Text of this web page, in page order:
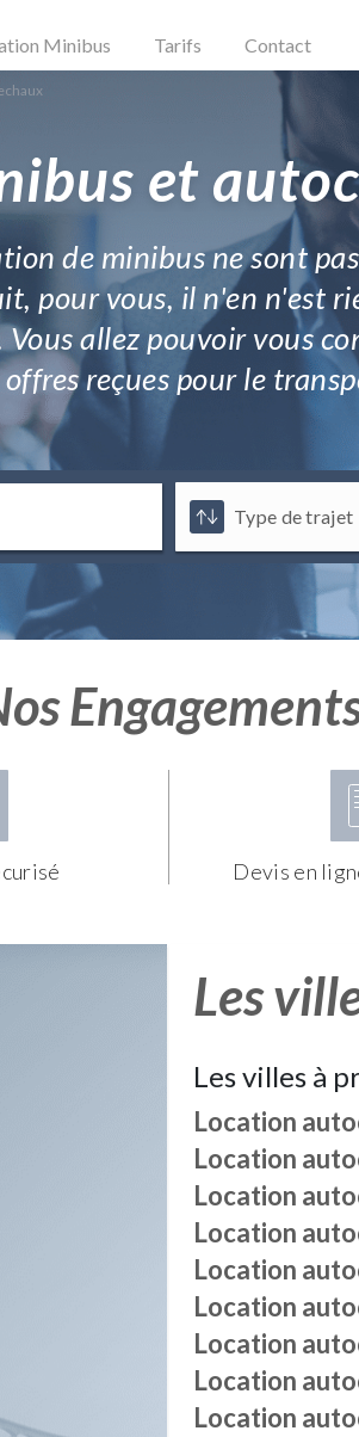
Minibus Tarifs Contact
et
de minibus ne sont
pour vous, il n'en n'est
allez pouvoir vous
reçues pour le
Devis en
Les
Les villes à
Location
Location
Location
Location
Location
Location
Location
Location
Location